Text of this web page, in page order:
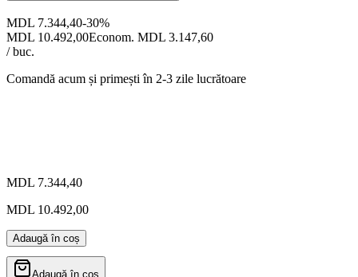
MDL 7.344,40-30%
MDL 10.492,00Econom. MDL 3.147,60
/ buc.
Comandă acum și primești în 2-3 zile lucrătoare
MDL 7.344,40
MDL 10.492,00
Adaugă în coș
Adaugă în coș